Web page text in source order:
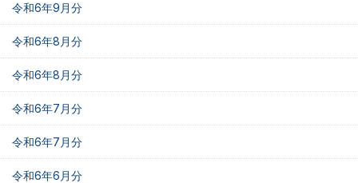
令和6年9月分
令和6年8月分
令和6年8月分
令和6年7月分
令和6年7月分
令和6年6月分